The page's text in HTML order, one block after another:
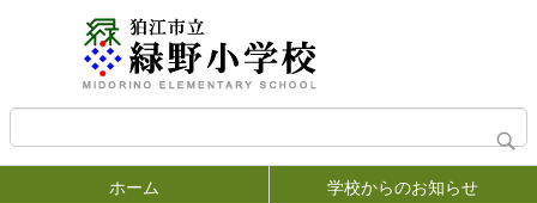
ホーム 学校からのお知らせ